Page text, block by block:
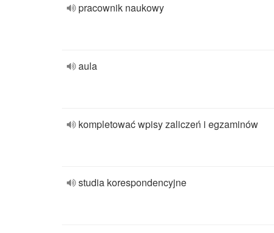
pracownik naukowy
aula
kompletować wpisy zaliczeń i egzaminów
studia korespondencyjne